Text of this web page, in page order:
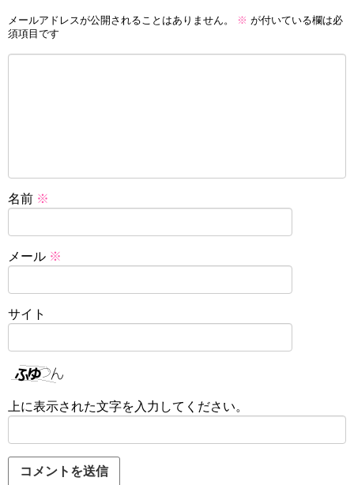
メールアドレスが公開されることはありません。 ※ が付いている欄は必
須項目です
名前 ※
メール ※
サイト
上に表示された文字を入力してください。